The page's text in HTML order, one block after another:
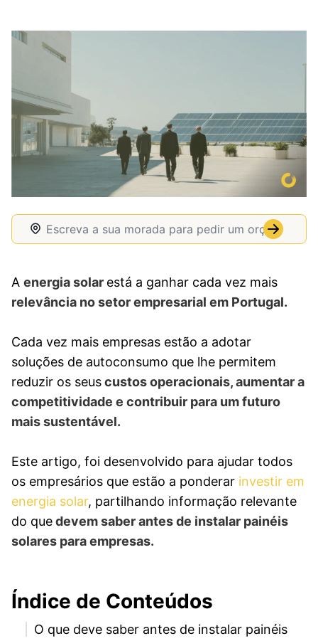
A energia solar está a ganhar cada vez mais
relevância no setor empresarial em Portugal.
Cada vez mais empresas estão a adotar
soluções de autoconsumo que lhe permitem
reduzir os seuscustos operacionais, aumentar a
competitividade e contribuir para um futuro
mais sustentável.
Este artigo, foi desenvolvido para ajudar todos
os empresários que estão a ponderar investir em
energia solar, partilhando informação relevante
do quedevem saber antes de instalar painéis
solares para empresas.
Índice de Conteúdos
O que deve saber antes de instalar painéis